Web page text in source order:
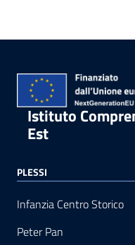
Istituto
Est
PLESSI
Infanzia Centro Storico
Peter Pan